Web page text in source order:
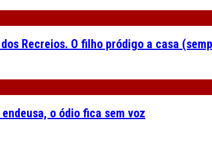
Recreios. O filho pródigo a casa
o ódio fica sem voz